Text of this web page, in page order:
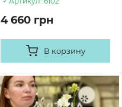
4 660 грн
В корзину